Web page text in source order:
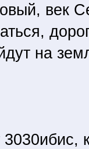
век
на